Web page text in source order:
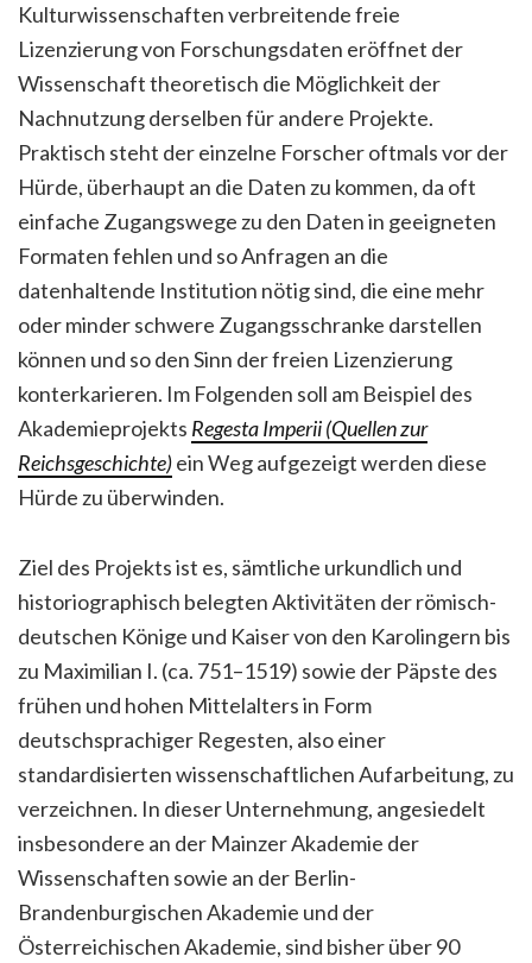
Kulturwissenschaften verbreitende freie
Lizenzierung von Forschungsdaten eröffnet der
Wissenschaft theoretisch die Möglichkeit der
Nachnutzung derselben für andere Projekte.
Praktisch steht der einzelne Forscher oftmals vor der
Hürde, überhaupt an die Daten zu kommen, da oft
einfache Zugangswege zu den Daten in geeigneten
Formaten fehlen und so Anfragen an die
datenhaltende Institution nötig sind, die eine mehr
oder minder schwere Zugangsschranke darstellen
können und so den Sinn der freien Lizenzierung
konterkarieren. Im Folgenden soll am Beispiel des
Akademieprojekts Regesta Imperii (Quellen zur
Reichsgeschichte)ein Weg aufgezeigt werden diese
Hürde zu überwinden.
Ziel des Projekts ist es, sämtliche urkundlich und
historiographisch belegten Aktivitäten der römisch-
deutschen Könige und Kaiser von den Karolingern bis
zu Maximilian I. (ca. 751–1519) sowie der Päpste des
frühen und hohen Mittelalters in Form
deutschsprachiger Regesten, also einer
standardisierten wissenschaftlichen Aufarbeitung, zu
verzeichnen. In dieser Unternehmung, angesiedelt
insbesondere an der Mainzer Akademie der
Wissenschaften sowie an der Berlin-
Brandenburgischen Akademie und der
Österreichischen Akademie, sind bisher über 90